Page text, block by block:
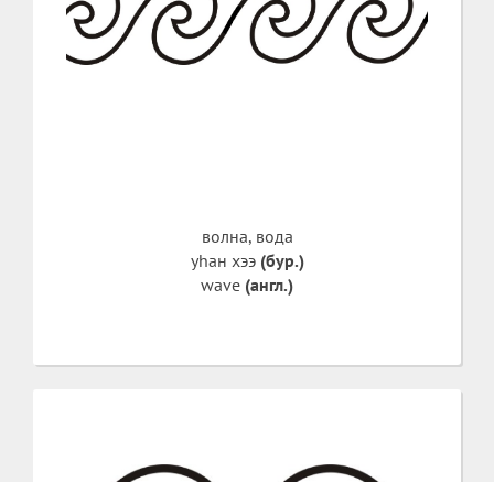
волна, вода
уhан хээ (бур.)
wave (англ.)